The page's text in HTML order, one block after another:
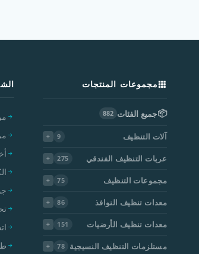
مجموعات المنتجات
📦جميع الفئات 882
آلات التنظيف 9
عربات التنظيف الفندقي 275
مجموعات التنظيف 75
معدات تنظيف النوافذ 86
معدات تنظيف الأرضيات 151
مستلزمات التنظيف النسيجية 78